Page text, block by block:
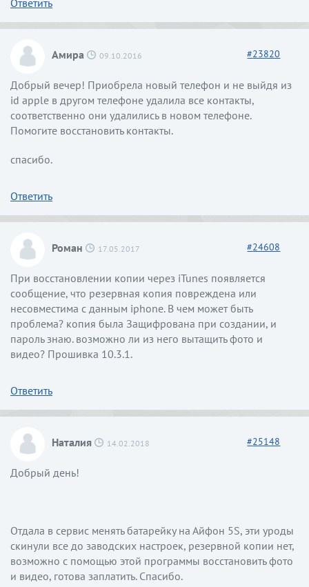
Амира 09.10.2016 #23820
Добрый вечер! Приобрела новый телефон и не выйдя из
id apple в другом телефоне удалила все контакты,
соответственно они удалились в новом телефоне.
Помогите восстановить контакты.
спасибо.
Ответить
Роман 17.05.2017 #24608
При восстановлении копии через iTunes появляется
сообщение, что резервная копия повреждена или
несовместима с данным iphone. В чем может быть
проблема? копия была Защифрована при создании, и
пароль знаю. возможно ли из него вытащить фото и
видео? Прошивка 10.3.1.
Ответить
Наталия 14.02.2018 #25148
Добрый день!
Отдала в сервис менять батарейку на Айфон 5S, эти уроды
скинули все до заводских настроек, резервной копии нет,
возможно с помощью этой программы восстановить фото
и видео, готова заплатить. Спасибо.